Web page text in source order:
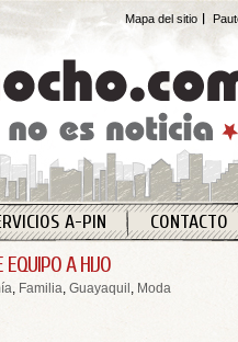
Mapa del sitio
A-PIN CONTACTO
EQUIPO A HIJO
, Familia, Guayaquil , Moda